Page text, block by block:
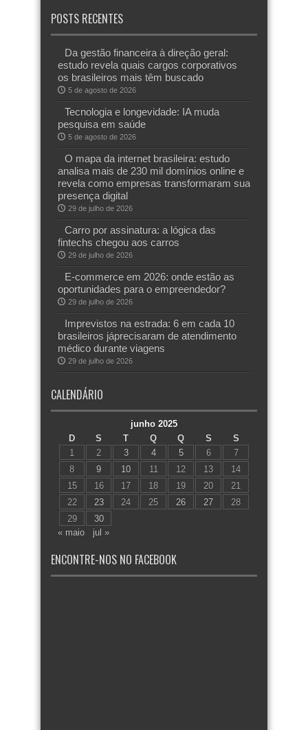
POSTS RECENTES
Da gestão financeira à direção geral:
estudo revela quais cargos corporativos
os brasileiros mais têm buscado
5 de agosto de 2026
Tecnologia e longevidade: IA muda
pesquisa em saúde
5 de agosto de 2026
O mapa da internet brasileira: estudo
analisa mais de 230 mil domínios online e
revela como empresas transformaram sua
presença digital
29 de julho de 2026
Carro por assinatura: a lógica das
fintechs chegou aos carros
29 de julho de 2026
E-commerce em 2026: onde estão as
oportunidades para o empreendedor?
29 de julho de 2026
Imprevistos na estrada: 6 em cada 10
brasileiros jáprecisaram de atendimento
médico durante viagens
29 de julho de 2026
CALENDÁRIO
junho 2025
D
S T Q Q S
S
1
2 3 4 5 6
7
8
9 10 11 12 13
14
15
16 17 18 19 20
21
22
23 24 25 26 27
28
29
30
« maio
jul »
ENCONTRE-NOS NO FACEBOOK